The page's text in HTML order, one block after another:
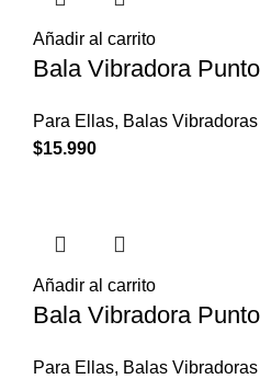
Añadir al carrito
Bala Vibradora
Para Ellas, Balas Vibradoras
$15.990
Añadir al carrito
Bala Vibradora
Para Ellas, Balas Vibradoras